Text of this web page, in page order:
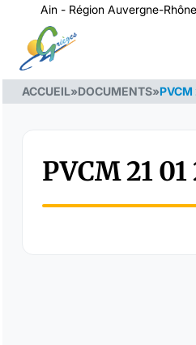
Ain - Région Auvergne-
ACCUEIL»DOCUMENTS»PVCM
PVCM 21 01